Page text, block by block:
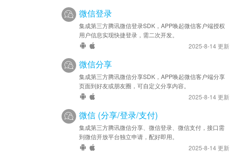
微信登录
集成第三方腾讯微信登录SDK，APP唤起微信客户端授权
用户信息实现快捷登录，需二次开发。
2025-8-14 更新
微信分享
集成第三方腾讯微信分享SDK，APP唤起微信客户端分享
页面到好友或朋友圈，可自定义分享内容。
2025-8-14 更新
微信 (分享/登录/支付)
集成第三方腾讯微信分享、微信登录、微信支付，接口需
到微信开放平台独立申请，配好即用。
2025-8-14 更新